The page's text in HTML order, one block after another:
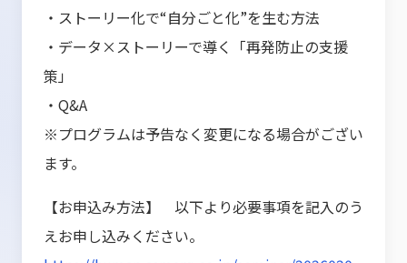
・ストーリー化で“自分ごと化”を生む方法
・データ×ストーリーで導く「再発防止の支援
策」
・Q&A
※プログラムは予告なく変更になる場合がござい
ます。
【お申込み方法】 以下より必要事項を記入のう
えお申し込みください。